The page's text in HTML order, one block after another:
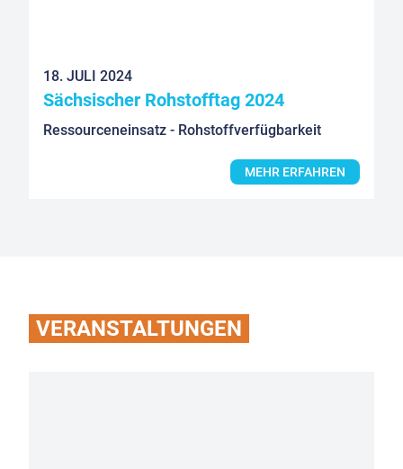
18. JULI 2024
Sächsischer Rohstofftag 2024
Ressourceneinsatz - Rohstoffverfügbarkeit
MEHR ERFAHREN
VERANSTALTUNGEN